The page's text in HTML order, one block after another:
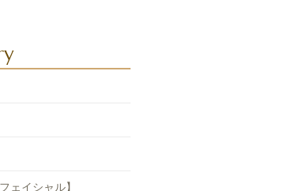
ェイシャル】